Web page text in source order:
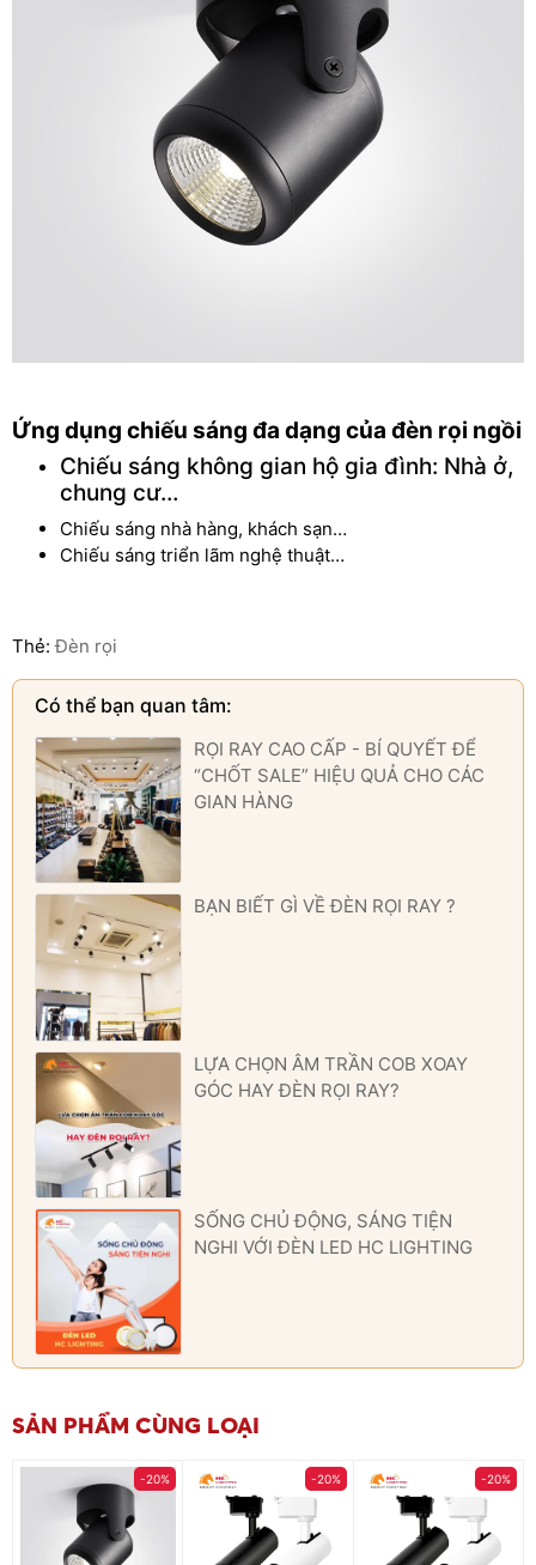
Ứng dụng chiếu sáng đa dạng của đèn rọi ngồi
Chiếu sáng không gian hộ gia đình: Nhà ở,
chung cư…
Chiếu sáng nhà hàng, khách sạn…
Chiếu sáng triển lãm nghệ thuật…
Thẻ:Đèn rọi
Có thể bạn quan tâm:
RỌI RAY CAO CẤP - BÍ QUYẾT ĐỂ
“CHỐT SALE” HIỆU QUẢ CHO CÁC
GIAN HÀNG
BẠN BIẾT GÌ VỀ ĐÈN RỌI RAY ?
LỰA CHỌN ÂM TRẦN COB XOAY
GÓC HAY ĐÈN RỌI RAY?
SỐNG CHỦ ĐỘNG, SÁNG TIỆN
NGHI VỚI ĐÈN LED HC LIGHTING
SẢN PHẨM CÙNG LOẠI
-20% -20% -20%